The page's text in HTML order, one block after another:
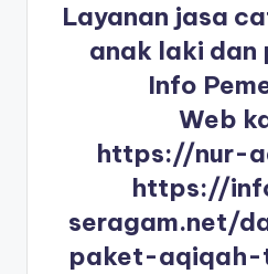
Layanan jasa
anak laki dan
Info
Web
https://nur-
https://
seragam.net/
paket-